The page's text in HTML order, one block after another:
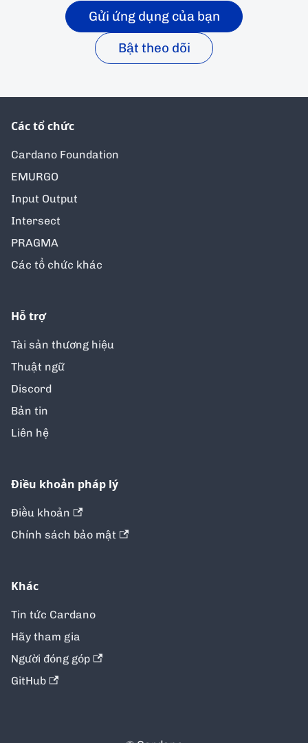
Gửi ứng dụng của bạn
Bật theo dõi
Các tổ chức
Cardano Foundation
EMURGO
Input Output
Intersect
PRAGMA
Các tổ chức khác
Hỗ trợ
Tài sản thương hiệu
Thuật ngữ
Discord
Bản tin
Liên hệ
Điều khoản pháp lý
Điều khoản
Chính sách bảo mật
Khác
Tin tức Cardano
Hãy tham gia
Người đóng góp
GitHub